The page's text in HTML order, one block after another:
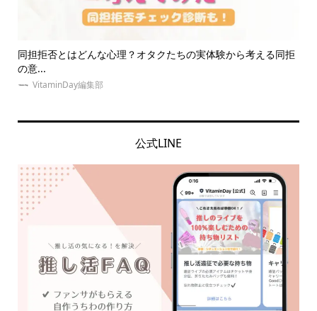
同担拒否とはどんな心理？オタクたちの実体験から考える同拒
の意...
VitaminDay編集部
公式LINE